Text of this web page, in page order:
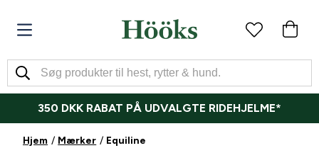
350 DKK RABAT PÅ UDVALGTE RIDEHJELME*
Hjem Mærker Equiline